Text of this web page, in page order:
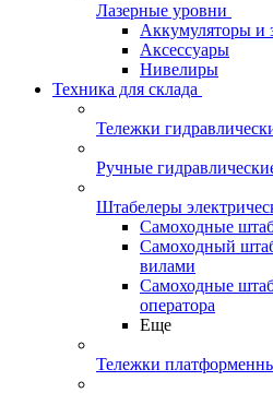
Лазерные уровни
Аккумуляторы и
Аксессуары
Нивелиры
Техника для склада
Тележки
Ручные
Штабелеры
Самоходные
Самоходный
вилами
Самоходные
оператора
Еще
Тележки